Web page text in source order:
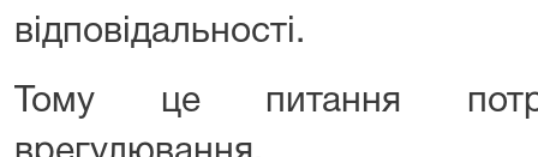
відповідальності.
Тому це питання